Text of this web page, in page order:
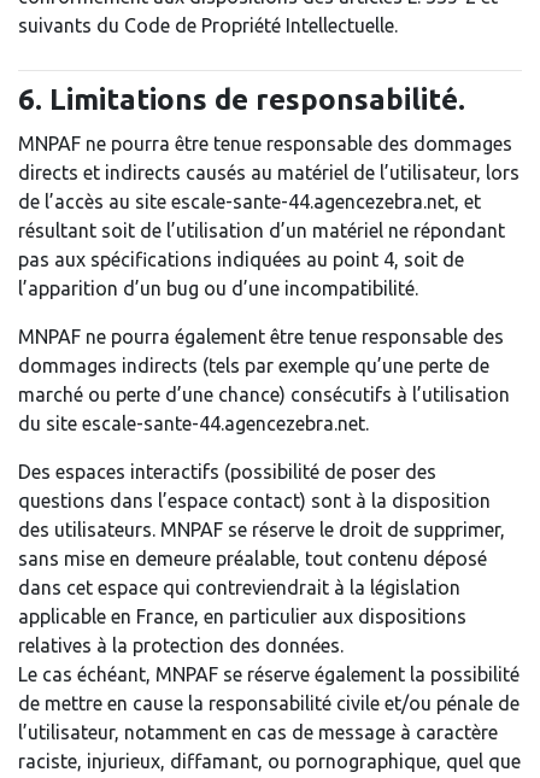
suivants du Code de Propriété Intellectuelle.
6. Limitations de responsabilité.
MNPAF ne pourra être tenue responsable des dommages
directs et indirects causés au matériel de l’utilisateur, lors
de l’accès au site escale-sante-44.agencezebra.net, et
résultant soit de l’utilisation d’un matériel ne répondant
pas aux spécifications indiquées au point 4, soit de
l’apparition d’un bug ou d’une incompatibilité.
MNPAF ne pourra également être tenue responsable des
dommages indirects (tels par exemple qu’une perte de
marché ou perte d’une chance) consécutifs à l’utilisation
du site escale-sante-44.agencezebra.net.
Des espaces interactifs (possibilité de poser des
questions dans l’espace contact) sont à la disposition
des utilisateurs. MNPAF se réserve le droit de supprimer,
sans mise en demeure préalable, tout contenu déposé
dans cet espace qui contreviendrait à la législation
applicable en France, en particulier aux dispositions
relatives à la protection des données.
Le cas échéant, MNPAF se réserve également la possibilité
de mettre en cause la responsabilité civile et/ou pénale de
l’utilisateur, notamment en cas de message à caractère
raciste, injurieux, diffamant, ou pornographique, quel que